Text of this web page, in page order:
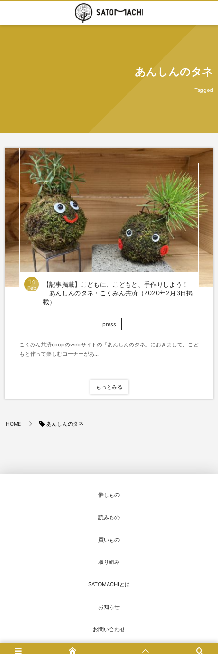
あんしんのタネ
Tagged
14
Feb
【記事掲載】こどもに、こどもと、手作りしよう！
｜あんしんのタネ・こくみん共済（2020年2月3日掲
載）
press
こくみん共済coopのwebサイトの「あんしんのタネ」におきまして、こど
もと作って楽しむコーナーがあ...
もっとみる
HOME あんしんのタネ
催しもの
読みもの
買いもの
取り組み
SATOMACHIとは
お知らせ
お問い合わせ